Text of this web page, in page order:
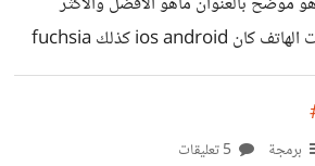
مستقبلية لتطبيقات الهاتف كان ios android كذلك fuchsia
برمجة